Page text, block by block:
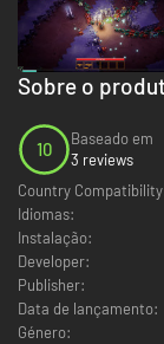
Sobre o
10
Baseado em
3 reviews
Country
Idiomas:
Instalação:
Developer:
Publisher:
Data de lançamento:
Género: